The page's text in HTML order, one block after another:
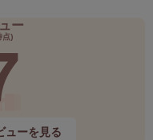
ー
)
ューを見る